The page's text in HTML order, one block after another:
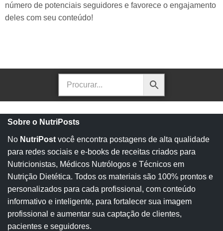
número de potenciais seguidores e favorece o engajamento
deles com seu conteúdo!
Sobre o NutriPosts
No NutriPost você encontra postagens de alta qualidade
para redes sociais e e-books de receitas criados para
Nutricionistas, Médicos Nutrólogos e Técnicos em
Nutrição Dietética. Todos os materiais são 100% prontos e
personalizados para cada profissional, com conteúdo
informativo e inteligente, para fortalecer sua imagem
profissional e aumentar sua captação de clientes,
pacientes e seguidores.